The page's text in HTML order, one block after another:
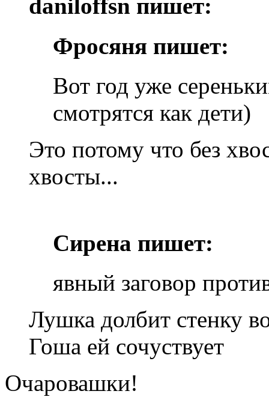
daniloffsn пишет:
Фросяня пишет:
Вот год уже
смотрятся как дети)
Это потому что без
хвосты...
Сирена пишет:
явный заговор
Лушка долбит стенку
Гоша ей сочуствует
Очаровашки!